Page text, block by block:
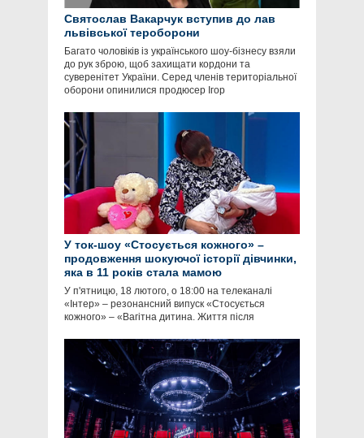
Святослав Вакарчук вступив до лав
львівської тероборони
Багато чоловіків із українського шоу-бізнесу взяли
до рук зброю, щоб захищати кордони та
суверенітет України. Серед членів територіальної
оборони опинилися продюсер Ігор
У ток-шоу «Стосується кожного» –
продовження шокуючої історії дівчинки,
яка в 11 років стала мамою
У п'ятницю, 18 лютого, о 18:00 на телеканалі
«Інтер» – резонансний випуск «Стосується
кожного» – «Вагітна дитина. Життя після